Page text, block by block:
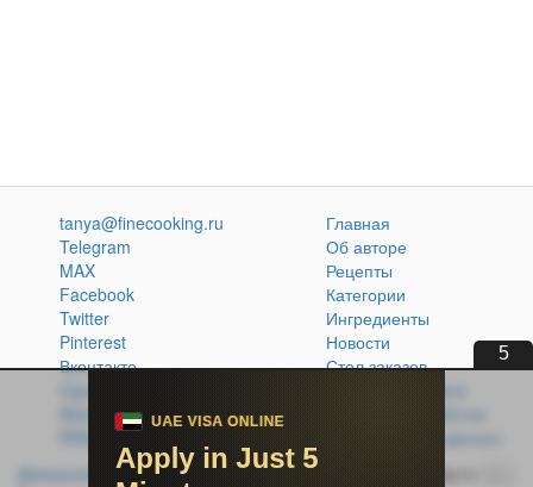
4
tanya@finecooking.ru
Telegram
MAX
Facebook
Twitter
Pinterest
Вконтакте
Одноклассники
Главная
Об авторе
Рецепты
Категории
Ингредиенты
Новости
Стол заказов
Политика обработки
персональных данных
Домашняя кухня без проблем© 2014-2026 FineCooking.ru